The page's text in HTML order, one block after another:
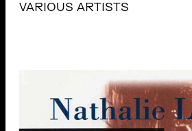
VARIOUS ARTISTS